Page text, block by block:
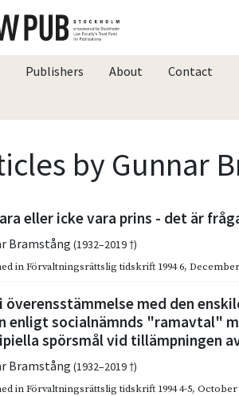
Publishers About Contact
by Gunnar
eller icke vara prins - det är
Bramstång (1932–2019 †)
inFörvaltningsrättslig tidskrift 1994 6, December
överensstämmelse med den
enligt socialnämnds "ramavtal"
spörsmål vid tillämpningen
Bramstång (1932–2019 †)
inFörvaltningsrättslig tidskrift 1994 4-5, October